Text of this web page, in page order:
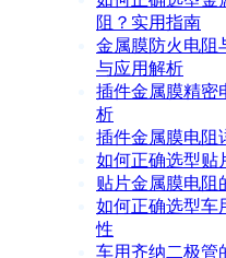
阻？实用指南
金属膜防火电阻
与应用解析
插件金属膜精密
析
插件金属膜电阻
如何正确选型贴
贴片金属膜电阻
如何正确选型车
性
车用齐纳二极管